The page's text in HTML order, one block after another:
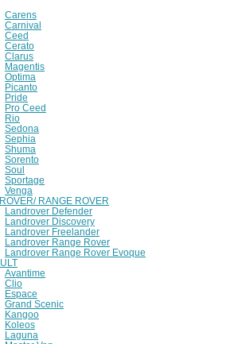
Carens
Carnival
Ceed
Cerato
Clarus
Magentis
Optima
Picanto
Pride
Pro Ceed
Rio
Sedona
Sephia
Shuma
Sorento
Soul
Sportage
Venga
RANGE ROVER
Landrover Defender
Landrover Discovery
Landrover Freelander
Landrover Range Rover
Landrover Range Rover Evoque
Avantime
Clio
Espace
Grand Scenic
Kangoo
Koleos
Laguna